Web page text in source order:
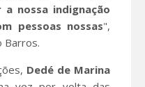
nossa indignação
pessoas nossas",
Barros.
Dedé de Marina